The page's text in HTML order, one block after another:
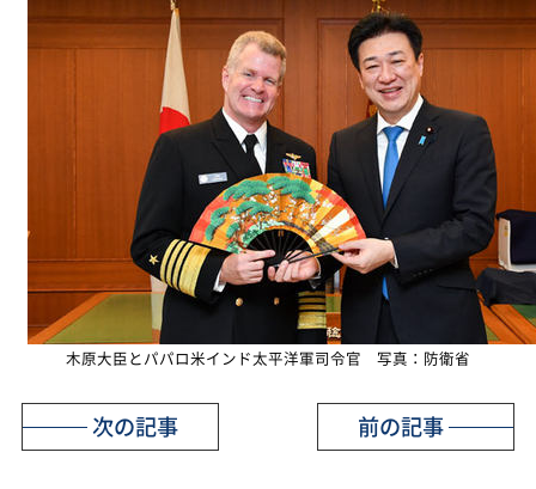
木原大臣とパパロ米インド太平洋軍司令官 写真：防衛省
前の記事
次の記事